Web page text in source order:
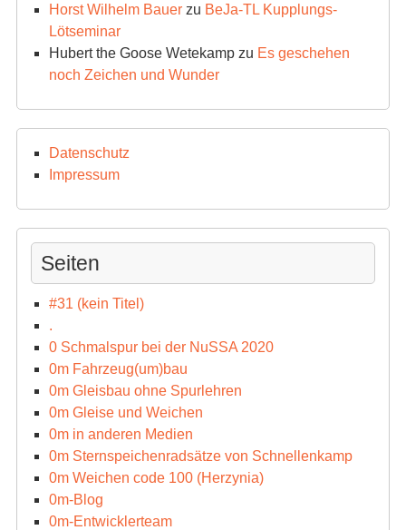
Horst Wilhelm Bauerzu BeJa-TL Kupplungs-
Lötseminar
Hubert the Goose Wetekampzu Es geschehen
noch Zeichen und Wunder
Datenschutz
Impressum
Seiten
#31 (kein Titel)
.
0 Schmalspur bei der NuSSA 2020
0m Fahrzeug(um)bau
0m Gleisbau ohne Spurlehren
0m Gleise und Weichen
0m in anderen Medien
0m Sternspeichenradsätze von Schnellenkamp
0m Weichen code 100 (Herzynia)
0m-Blog
0m-Entwicklerteam